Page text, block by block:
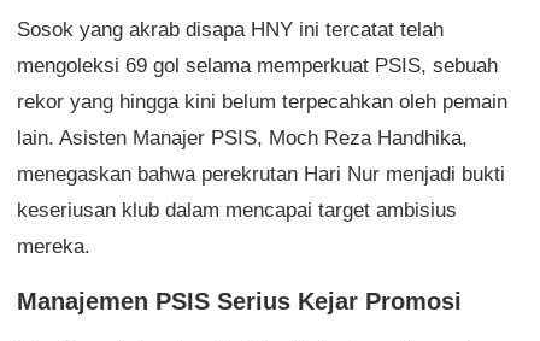
Sosok yang akrab disapa HNY ini tercatat telah
mengoleksi 69 gol selama memperkuat PSIS, sebuah
rekor yang hingga kini belum terpecahkan oleh pemain
lain. Asisten Manajer PSIS, Moch Reza Handhika,
menegaskan bahwa perekrutan Hari Nur menjadi bukti
keseriusan klub dalam mencapai target ambisius
mereka.
Manajemen PSIS Serius Kejar Promosi